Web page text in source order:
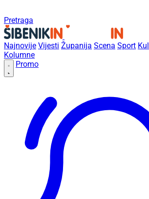
Pretraga
Najnovije Vijesti Županija Scena Sport
Kolumne
Promo